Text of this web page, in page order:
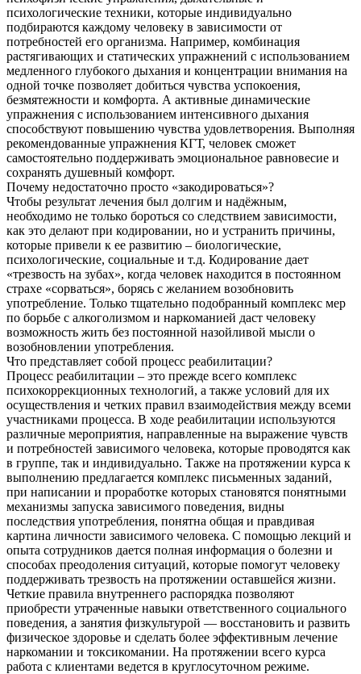
психологические техники, которые индивидуально
подбираются каждому человеку в зависимости от
потребностей его организма. Например, комбинация
растягивающих и статических упражнений с использованием
медленного глубокого дыхания и концентрации внимания на
одной точке позволяет добиться чувства успокоения,
безмятежности и комфорта. А активные динамические
упражнения с использованием интенсивного дыхания
способствуют повышению чувства удовлетворения. Выполняя
рекомендованные упражнения КГТ, человек сможет
самостоятельно поддерживать эмоциональное равновесие и
сохранять душевный комфорт.
Почему недостаточно просто «закодироваться»?
Чтобы результат лечения был долгим и надёжным,
необходимо не только бороться со следствием зависимости,
как это делают при кодировании, но и устранить причины,
которые привели к ее развитию – биологические,
психологические, социальные и т.д. Кодирование дает
«трезвость на зубах», когда человек находится в постоянном
страхе «сорваться», борясь с желанием возобновить
употребление. Только тщательно подобранный комплекс мер
по борьбе с алкоголизмом и наркоманией даст человеку
возможность жить без постоянной назойливой мысли о
возобновлении употребления.
Что представляет собой процесс реабилитации?
Процесс реабилитации – это прежде всего комплекс
психокоррекционных технологий, а также условий для их
осуществления и четких правил взаимодействия между всеми
участниками процесса. В ходе реабилитации используются
различные мероприятия, направленные на выражение чувств
и потребностей зависимого человека, которые проводятся как
в группе, так и индивидуально. Также на протяжении курса к
выполнению предлагается комплекс письменных заданий,
при написании и проработке которых становятся понятными
механизмы запуска зависимого поведения, видны
последствия употребления, понятна общая и правдивая
картина личности зависимого человека. С помощью лекций и
опыта сотрудников дается полная информация о болезни и
способах преодоления ситуаций, которые помогут человеку
поддерживать трезвость на протяжении оставшейся жизни.
Четкие правила внутреннего распорядка позволяют
приобрести утраченные навыки ответственного социального
поведения, а занятия физкультурой — восстановить и развить
физическое здоровье и сделать более эффективным лечение
наркомании и токсикомании. На протяжении всего курса
работа с клиентами ведется в круглосуточном режиме.